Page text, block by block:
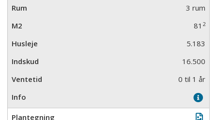
3 rum
81 2
5.183
16.500
0 til 1 år